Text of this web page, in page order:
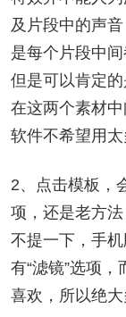
及片段中的声
是每个片段中间
但是可以肯定
在这两个素材
软件不希望用
2、点击模板，
项，还是老方
不提一下，手机
有“滤镜”选项
喜欢，所以绝